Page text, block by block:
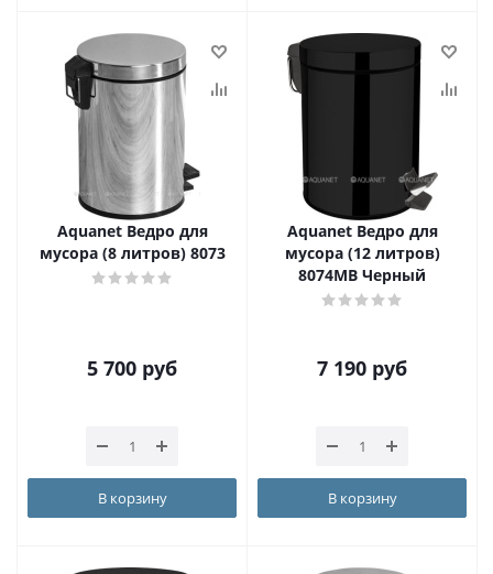
Aquanet Ведро для
мусора (8 литров) 8073
5 700 руб
В корзину
Aquanet Ведро для
мусора (12 литров)
8074MB Черный
7 190 руб
В корзину